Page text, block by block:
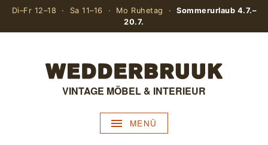
Di–Fr 12–18 · Sa 11–16 · Mo Ruhetag ·Sommerurlaub 4.7.–
20.7.
VINTAGE MÖBEL & INTERIEUR
MENÜ